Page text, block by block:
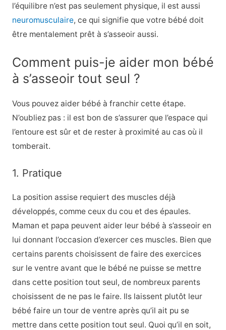
l’équilibre n’est pas seulement physique, il est aussi
neuromusculaire, ce qui signifie que votre bébé doit
être mentalement prêt à s’asseoir aussi.
Comment puis-je aider mon bébé
à s’asseoir tout seul ?
Vous pouvez aider bébé à franchir cette étape.
N’oubliez pas : il est bon de s’assurer que l’espace qui
l’entoure est sûr et de rester à proximité au cas où il
tomberait.
1. Pratique
La position assise requiert des muscles déjà
développés, comme ceux du cou et des épaules.
Maman et papa peuvent aider leur bébé à s’asseoir en
lui donnant l’occasion d’exercer ces muscles. Bien que
certains parents choisissent de faire des exercices
sur le ventre avant que le bébé ne puisse se mettre
dans cette position tout seul, de nombreux parents
choisissent de ne pas le faire. Ils laissent plutôt leur
bébé faire un tour de ventre après qu’il ait pu se
mettre dans cette position tout seul. Quoi qu’il en soit,